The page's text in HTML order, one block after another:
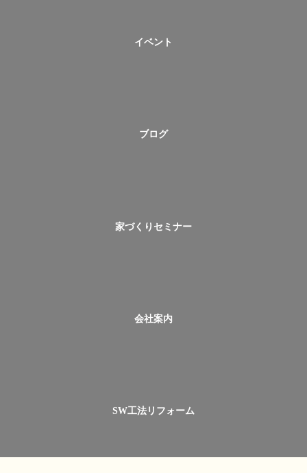
イベント
ブログ
家づくりセミナー
会社案内
SW工法リフォーム